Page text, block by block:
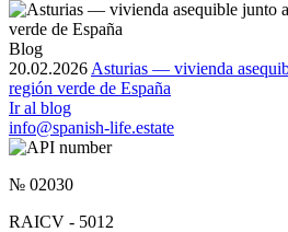
Blog
20.02.2026 Asturias — vivienda
región verde de España
Ir al blog
info@spanish-life.estate
№ 02030
RAICV - 5012